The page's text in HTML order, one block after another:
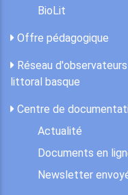
BioLit
Offre pédagogique
Réseau
littoral basque
Centre de
Actualité
Documents en
Newsletter